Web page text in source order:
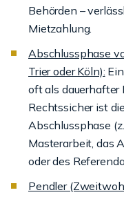
Behörden –
Mietzahlung.
Abschlussphase
Trier oder Köln):
oft als
Rechtssicher ist
Abschlussphase
Masterarbeit, das
oder des
Pendler